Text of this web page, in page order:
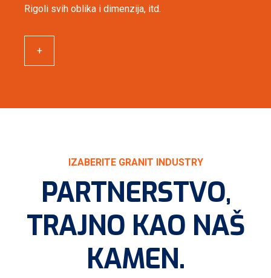
Rigoli svih oblika i dimenzija, itd.
+
IZABERITE GRANIT INDUSTRY
PARTNERSTVO,
TRAJNO KAO NAŠ
KAMEN.